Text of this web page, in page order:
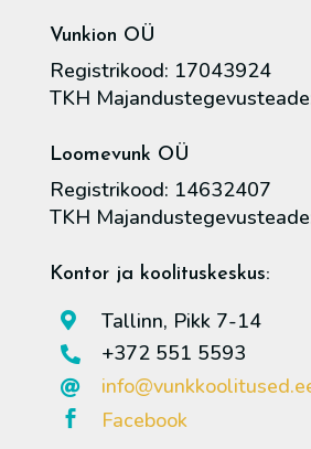
Vunkion OÜ
Registrikood: 17043924
TKH
Loomevunk OÜ
Registrikood: 14632407
TKH
Kontor ja koolituskeskus:
 Tallinn, Pikk 7-14
 +372 551 5593

 Facebook